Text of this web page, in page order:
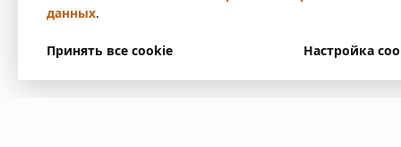
данных.
Принять все cookie Настройка